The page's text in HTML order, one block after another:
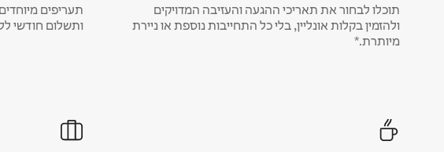
תוכלו לבחור את תאריכי ההגעה והעזיבה המדויקים
ולהזמין בקלות אונליין, בלי כל התחייבות נוספת או ניירת
מיותרת.*
תעריפים
ותשלום חודשי